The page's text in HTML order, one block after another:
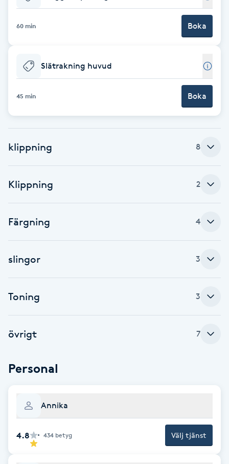
Balayage
Blowout
Bottenfärg
Brynfärgning
Brynplockning
Bröllopsuppsättning
Celluliter
Coachning
Color correction
60 min Boka
Slätrakning huvud
45 min Boka
klippning 8
Klippning 2
Färgning 4
slingor 3
Toning 3
övrigt 7
Personal
Annika
4.8 434 betyg Välj tjänst